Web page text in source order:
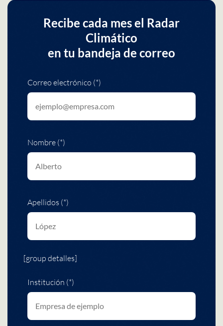
Recibe cada mes el Radar
Climático
en tu bandeja de correo
Correo electrónico (*)
Nombre (*)
Apellidos (*)
[group detalles]
Institución (*)